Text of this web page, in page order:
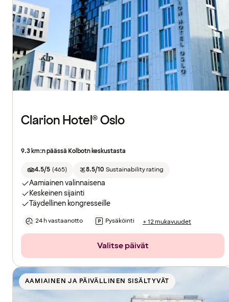
Clarion Hotel® Oslo
9.3 km:n päässä Kolbotn keskustasta
4.5/5 (465) 8.5/10 Sustainability rating
Aamiainen valinnaisena
Keskeinen sijainti
Täydellinen kongresseille
24 h vastaanotto Pysäköinti + 12 mukavuudet
Valitse päivät
AAMIAINEN JA PÄIVÄLLINEN SISÄLTYVÄT